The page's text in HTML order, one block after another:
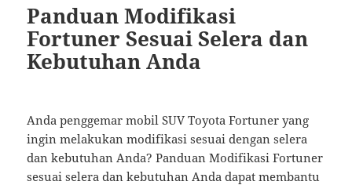
Panduan Modifikasi
Fortuner Sesuai Selera dan
Kebutuhan Anda
Anda penggemar mobil SUV Toyota Fortuner yang
ingin melakukan modifikasi sesuai dengan selera
dan kebutuhan Anda? Panduan Modifikasi Fortuner
sesuai selera dan kebutuhan Anda dapat membantu